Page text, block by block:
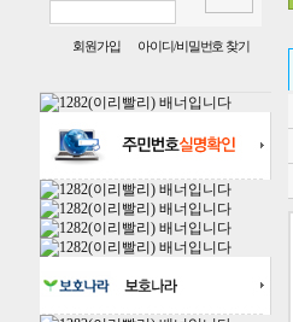
회원가입 아이디/비밀번호 찾기